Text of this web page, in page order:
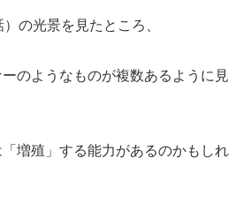
の光景を見たところ、
のようなものが複数あるように見
増殖」する能力があるのかもしれ